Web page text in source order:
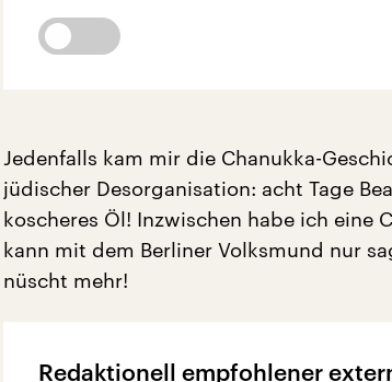
Jedenfalls kam mir die Chanukka-
jüdischer Desorganisation: acht Tage
koscheres Öl! Inzwischen habe ich eine
kann mit dem Berliner Volksmund nur
nüscht mehr!
Redaktionell empfohlener